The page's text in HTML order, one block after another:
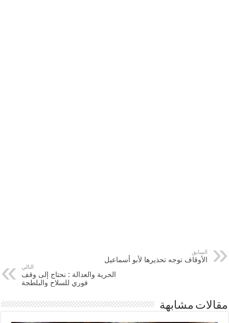
السابق
الأوقاف توجه تحذيرها لأبو أسماعيل
التالي
الحرية والعدالة : نحتاج إلى وقف
فوري للسلاح والبلطجة
مقالات مشابهة